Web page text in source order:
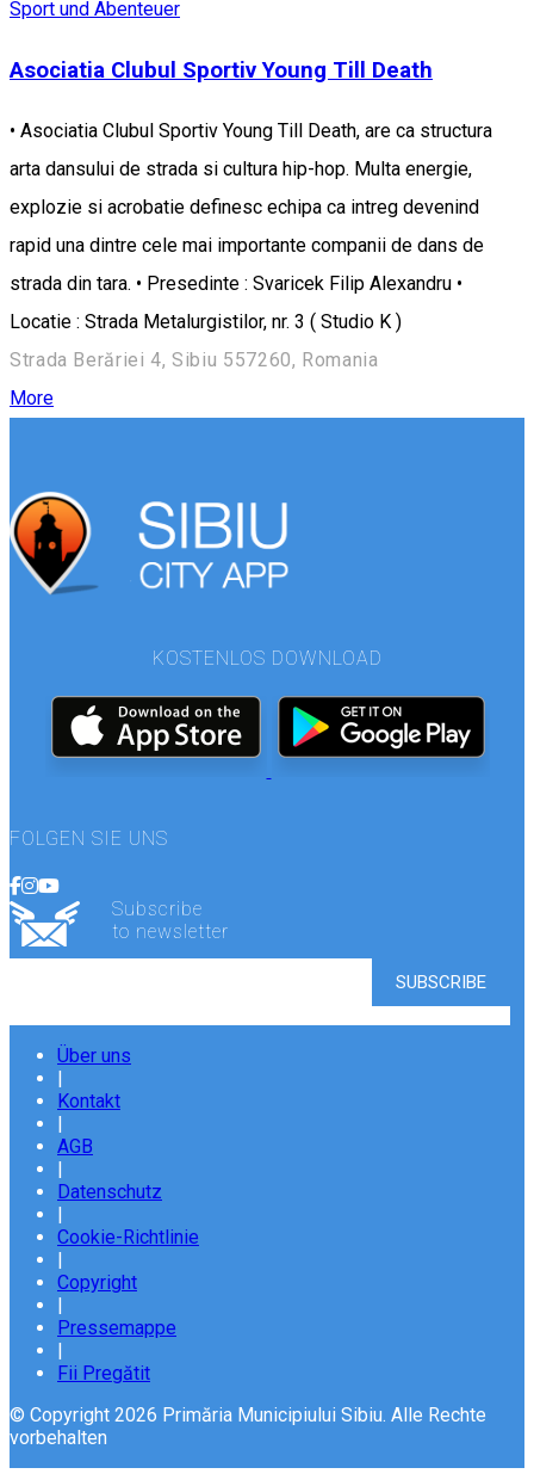
Sport und Abenteuer
Asociatia Clubul Sportiv Young Till Death
• Asociatia Clubul Sportiv Young Till Death, are ca structura
arta dansului de strada si cultura hip-hop. Multa energie,
explozie si acrobatie definesc echipa ca intreg devenind
rapid una dintre cele mai importante companii de dans de
strada din tara. • Presedinte : Svaricek Filip Alexandru •
Locatie : Strada Metalurgistilor, nr. 3 ( Studio K )
Strada Berăriei 4, Sibiu 557260, Romania
More
KOSTENLOS DOWNLOAD
FOLGEN SIE UNS
Subscribe
to newsletter
Über uns
|
Kontakt
|
AGB
|
Datenschutz
|
Cookie-Richtlinie
|
Copyright
|
Pressemappe
|
Fii Pregătit
© Copyright 2026 Primăria Municipiului Sibiu. Alle Rechte
vorbehalten